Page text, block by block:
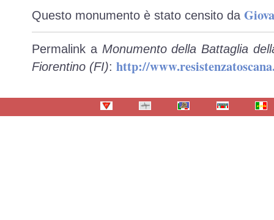
Questo monumento è stato censito da
Permalink a Monumento della Battaglia
Fiorentino (FI): http://